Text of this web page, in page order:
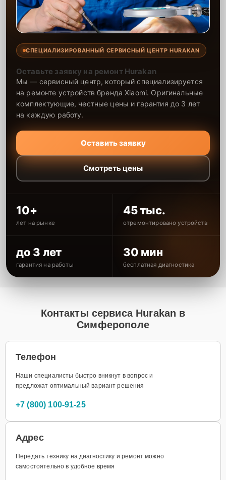
СПЕЦИАЛИЗИРОВАННЫЙ СЕРВИСНЫЙ ЦЕНТР HURAKAN
Оставьте заявку на ремонт Hurakan
Мы — сервисный центр, который специализируется
на ремонте устройств бренда Xiaomi. Оригинальные
комплектующие, честные цены и гарантия до 3 лет
на каждую работу.
Оставить заявку
Смотреть цены
10+
лет на рынке
45 тыс.
отремонтировано устройств
до 3 лет
гарантия на работы
30 мин
бесплатная диагностика
Контакты сервиса Hurakan в
Симферополе
Телефон
Наши специалисты быстро вникнут в вопрос и
предложат оптимальный вариант решения
+7 (800) 100-91-25
Адрес
Передать технику на диагностику и ремонт можно
самостоятельно в удобное время